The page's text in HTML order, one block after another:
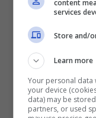
Penetrazione
respiratoria
un’analisi al
macrofagi e
respiratorie.
content
services
Store and/
Learn more
Your personal
your device
data) may be
partners, or used